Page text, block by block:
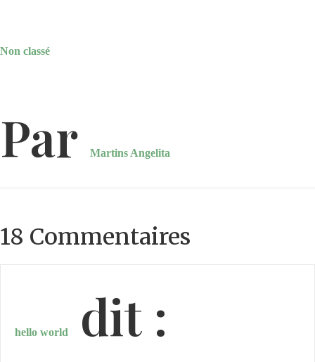
Non classé
Par Martins Angelita
18 Commentaires
hello world dit :